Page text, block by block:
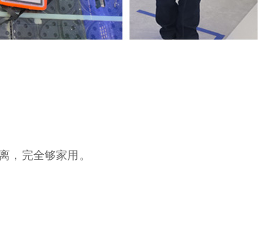
完全够家用。